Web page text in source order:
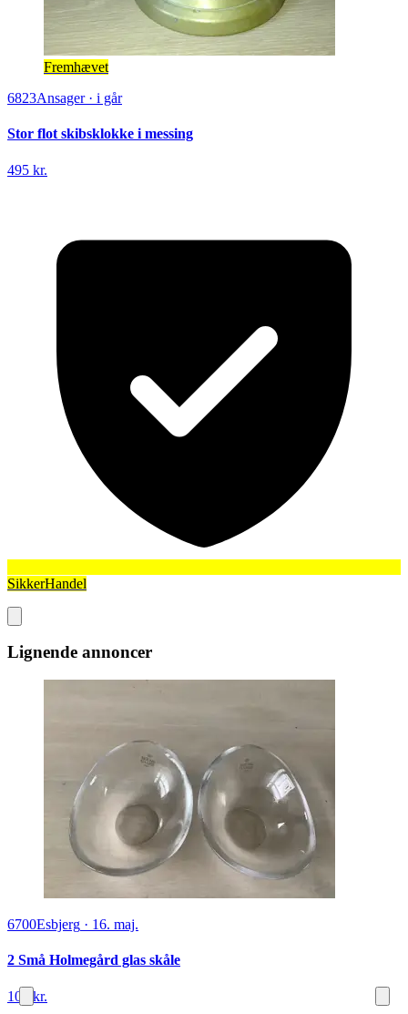
Fremhævet
6823Ansager· i går
Stor flot skibsklokke i messing
495 kr.
SikkerHandel
Lignende annoncer
6700Esbjerg · 16. maj.
2 Små Holmegård glas skåle
100 kr.